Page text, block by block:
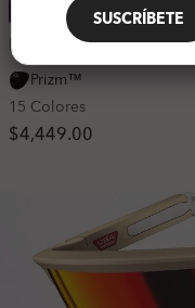
MÁS BUSCADOS
Flak® 2.0 XL
Prizm™
15 Colores
$4,449.00
SUSCRÍBETE